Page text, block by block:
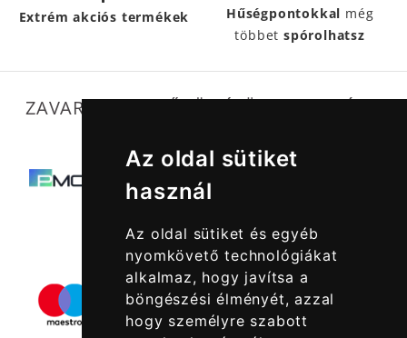
Az oldal sütiket
használ
Az oldal sütiket és egyéb
nyomkövető technológiákat
alkalmaz, hogy javítsa a
böngészési élményét, azzal
hogy személyre szabott
Extrém akciós termékek Hűségpontokkal még
többetspórolhatsz
ZAVARTALAN MŰKÖDÉSÜNKET SEGÍTIK